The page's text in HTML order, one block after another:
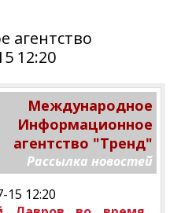
агентство
12:20
Международное
Информационное
агентство "Тренд"
Рассылка новостей
15 12:20